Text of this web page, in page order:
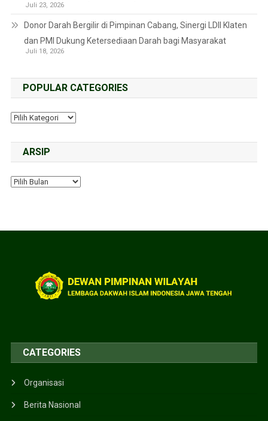
Juli 23, 2026
Donor Darah Bergilir di Pimpinan Cabang, Sinergi LDII Klaten
dan PMI Dukung Ketersediaan Darah bagi Masyarakat
Juli 18, 2026
POPULAR CATEGORIES
ARSIP
CATEGORIES
Organisasi
Berita Nasional